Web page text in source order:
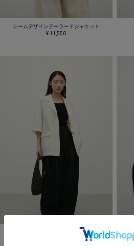
シームデザインテーラードジャケット
¥ 11,550
リネンライクテーラージャケット